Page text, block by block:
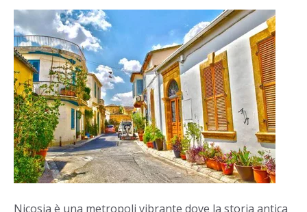
Nicosia è una metropoli vibrante dove la storia antica